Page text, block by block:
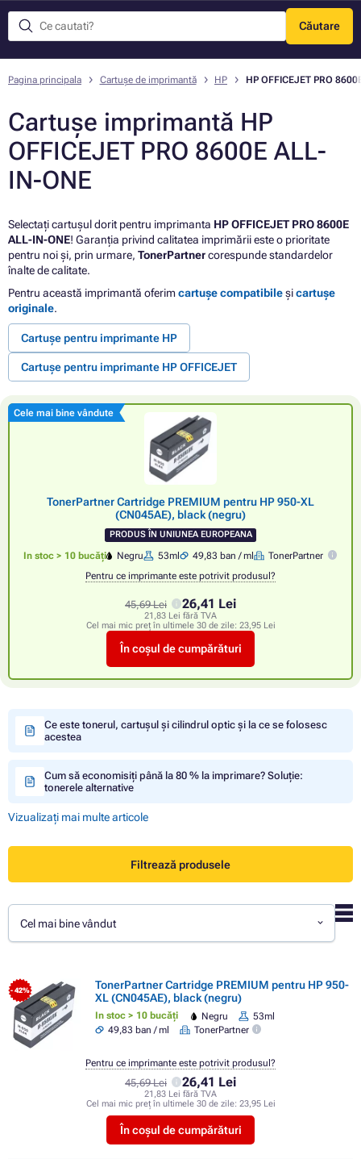
Căutare
Meniu
Pagina principala Cartușe de imprimantă HP HP OFFICEJET PRO
Cartușe imprimantă HP
OFFICEJET PRO 8600E ALL-
IN-ONE
Selectați cartușul dorit pentru imprimanta HP OFFICEJET PRO 8600E
ALL-IN-ONE! Garanția privind calitatea imprimării este o prioritate
pentru noi și, prin urmare, TonerPartnercorespunde standardelor
înalte de calitate.
Pentru această imprimantă oferimcartușe compatibileșicartușe
originale.
Cartușe pentru imprimante HP
Cartușe pentru imprimante HP OFFICEJET
Cele mai bine vândute
TonerPartner Cartridge PREMIUM pentru HP 950-XL
(CN045AE), black (negru)
PRODUS ÎN UNIUNEA EUROPEANA
In stoc > 10 bucăți Negru 53ml 49,83 ban / ml
TonerPartner
Pentru ce imprimante este potrivit produsul?
45,69 Lei 26,41 Lei
21,83 Lei fără TVA
Cel mai mic preț în ultimele 30 de zile: 23,95 Lei
În coșul de cumpărături
Ce este tonerul, cartușul și cilindrul optic și la ce se folosesc
acestea
Cum să economisiți până la 80 % la imprimare? Soluție:
tonerele alternative
Vizualizați mai multe articole
Filtrează produsele
Cel mai bine vândut
- 42%
TonerPartner Cartridge PREMIUM pentru HP 950-
XL (CN045AE), black (negru)
In stoc > 10 bucăți Negru
53ml
49,83 ban / ml
TonerPartner
45,69 Lei 26,41 Lei
21,83 Lei fără TVA
Cel mai mic preț în ultimele 30 de zile: 23,95 Lei
În coșul de cumpărături
Pentru ce imprimante este potrivit produsul?